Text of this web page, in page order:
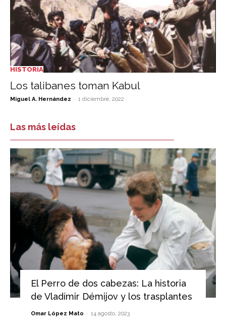
HISTORIA
Los talibanes toman Kabul
Miguel A. Hernández - 1 diciembre, 2022
Las más leídas
El Perro de dos cabezas: La historia
de Vladímir Démijov y los trasplantes
Omar López Mato - 14 agosto, 2023